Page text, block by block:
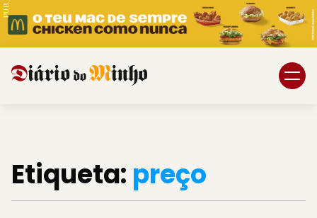
PUB.
Braga
Religião
Etiqueta: preço